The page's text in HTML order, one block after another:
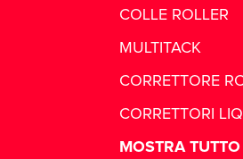
COLLE ROLLER
MULTITACK
CORRETTORE
CORRETTORI
MOSTRA TUTTO